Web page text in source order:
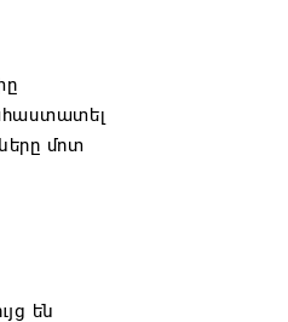
մոտ
են